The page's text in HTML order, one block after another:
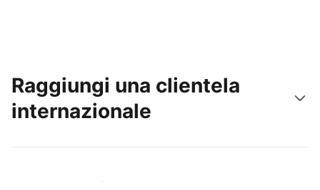
Raggiungi una clientela
internazionale
Raggiungi subito nuovi ospiti